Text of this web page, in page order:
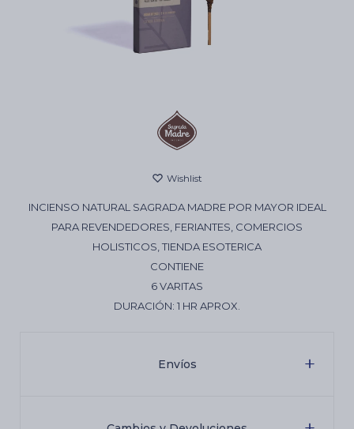
INCIENSO NATURAL SAGRADA MADRE POR MAYOR IDEAL
PARA REVENDEDORES, FERIANTES, COMERCIOS
HOLISTICOS, TIENDA ESOTERICA
CONTIENE
6 VARITAS
DURACIÓN: 1 HR APROX.
Envíos
Artículos Esotéricos